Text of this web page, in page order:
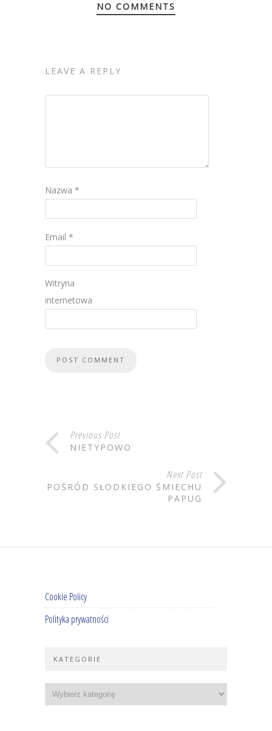
NO COMMENTS
LEAVE A REPLY
Nazwa *
Email *
Witryna
internetowa
Previous Post
NIETYPOWO
Next Post
POŚRÓD SŁODKIEGO ŚMIECHU
PAPUG
Cookie Policy
Polityka prywatności
KATEGORIE